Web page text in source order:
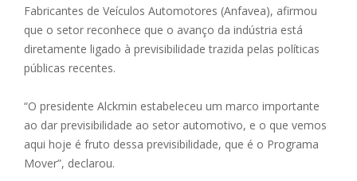
Fabricantes de Veículos Automotores (Anfavea), afirmou
que o setor reconhece que o avanço da indústria está
diretamente ligado à previsibilidade trazida pelas políticas
públicas recentes.
“O presidente Alckmin estabeleceu um marco importante
ao dar previsibilidade ao setor automotivo, e o que vemos
aqui hoje é fruto dessa previsibilidade, que é o Programa
Mover”, declarou.